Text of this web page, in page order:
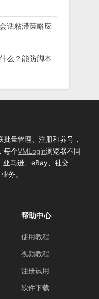
话粘滞策略应
么？能防脚本
批量管理、注册和养号，
，每个VMLogin浏览器不同
亚马逊、eBay、社交
务。
帮助中心
使用教程
视频教程
注册试用
软件下载